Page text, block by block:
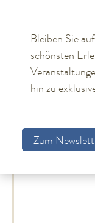
TOURISMUS
Aktuelles
Unterkünfte
Bleiben Sie
schönsten
hin zu
Zum